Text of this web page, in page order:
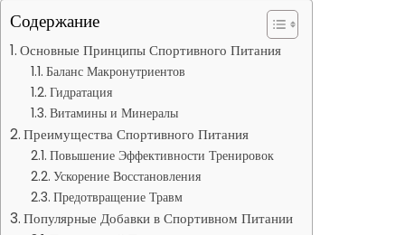
Содержание
Основные Принципы Спортивного Питания
Баланс Макронутриентов
Гидратация
Витамины и Минералы
Преимущества Спортивного Питания
Повышение Эффективности Тренировок
Ускорение Восстановления
Предотвращение Травм
Популярные Добавки в Спортивном Питании